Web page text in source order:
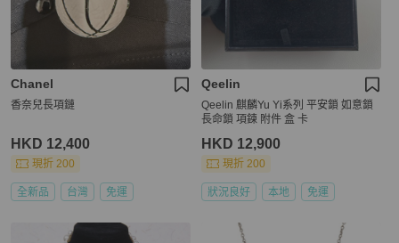
Chanel
香奈兒長項鏈
HKD 12,400
現折 200
全新品 台灣 免運
Qeelin
Qeelin 麒麟Yu Yi系列 平安鎖 如意鎖
長命鎖 項鍊 附件 盒 卡
HKD 12,900
現折 200
狀況良好 本地 免運